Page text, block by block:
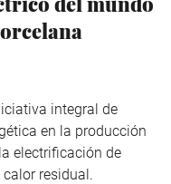
integral de
en la producción
electrificación de
residual.